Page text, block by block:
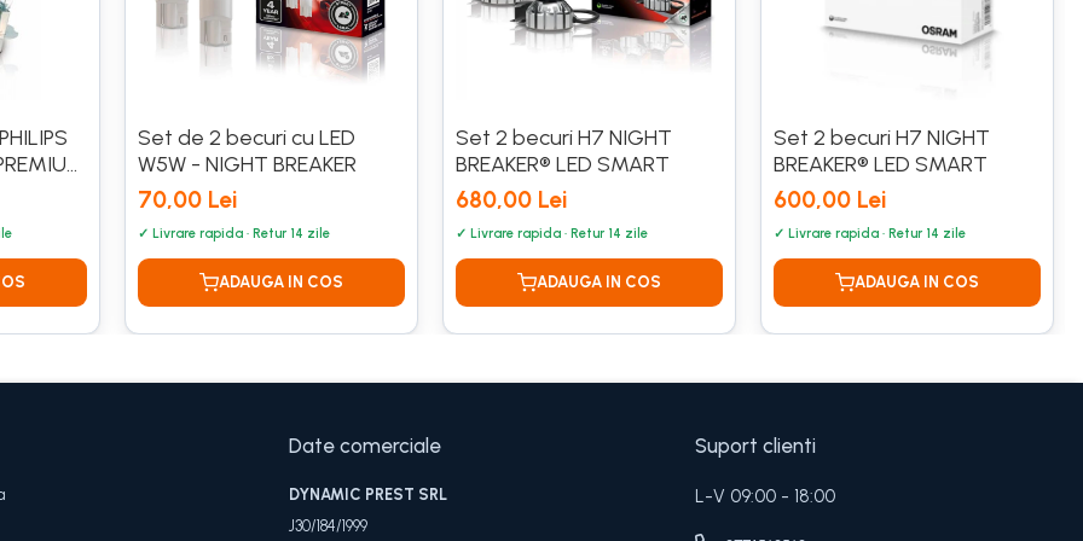
Set de 2 becuri cu LED
W5W - NIGHT BREAKER
70,00 Lei
Set 2 becuri H7 NIGHT
BREAKER® LED SMART
680,00 Lei
Set 2 becuri H7 NIGHT
BREAKER® LED SMART
600,00 Lei
Date comerciale
DYNAMIC PREST SRL
J30/184/1999
Suport clienti
L-V 09:00 - 18:00